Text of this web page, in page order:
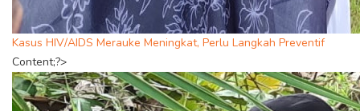
Kasus HIV/AIDS Merauke Meningkat, Perlu Langkah Preventif
Content;?>